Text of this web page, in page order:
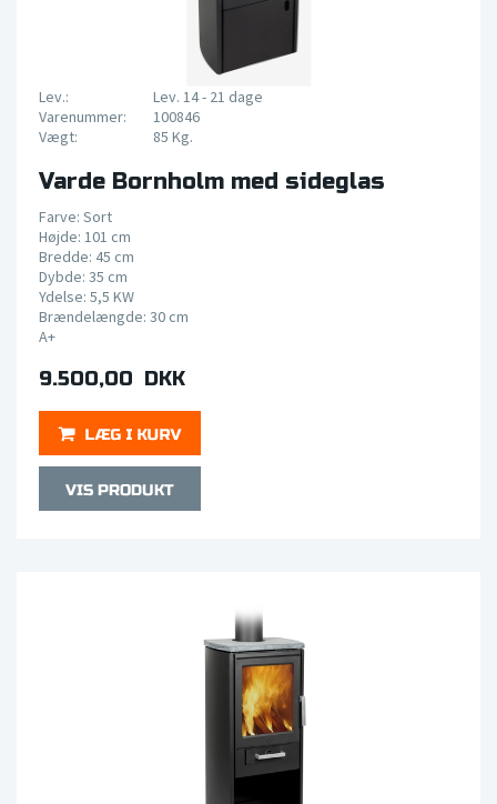
Lev.:
Lev. 14 - 21 dage
Varenummer:
100846
Vægt:
85 Kg.
Varde Bornholm med sideglas
Farve: Sort
Højde: 101 cm
Bredde: 45 cm
Dybde: 35 cm
Ydelse: 5,5 KW
Brændelængde: 30 cm
A+
9.500,00 DKK